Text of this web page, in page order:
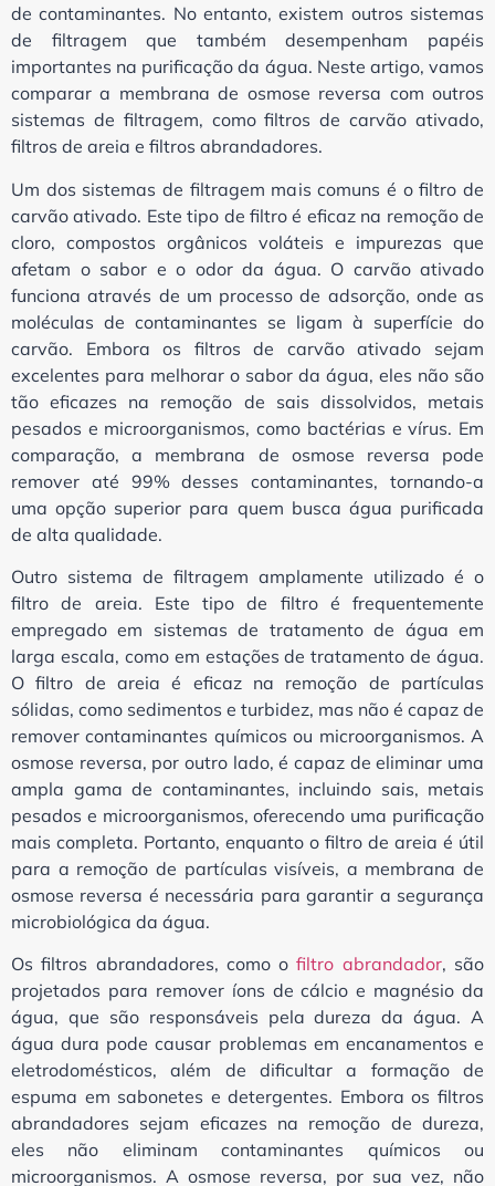
de contaminantes. No entanto, existem outros sistemas
de filtragem que também desempenham papéis
importantes na purificação da água. Neste artigo, vamos
comparar a membrana de osmose reversa com outros
sistemas de filtragem, como filtros de carvão ativado,
filtros de areia e filtros abrandadores.
Um dos sistemas de filtragem mais comuns é o filtro de
carvão ativado. Este tipo de filtro é eficaz na remoção de
cloro, compostos orgânicos voláteis e impurezas que
afetam o sabor e o odor da água. O carvão ativado
funciona através de um processo de adsorção, onde as
moléculas de contaminantes se ligam à superfície do
carvão. Embora os filtros de carvão ativado sejam
excelentes para melhorar o sabor da água, eles não são
tão eficazes na remoção de sais dissolvidos, metais
pesados e microorganismos, como bactérias e vírus. Em
comparação, a membrana de osmose reversa pode
remover até 99% desses contaminantes, tornando-a
uma opção superior para quem busca água purificada
de alta qualidade.
Outro sistema de filtragem amplamente utilizado é o
filtro de areia. Este tipo de filtro é frequentemente
empregado em sistemas de tratamento de água em
larga escala, como em estações de tratamento de água.
O filtro de areia é eficaz na remoção de partículas
sólidas, como sedimentos e turbidez, mas não é capaz de
remover contaminantes químicos ou microorganismos. A
osmose reversa, por outro lado, é capaz de eliminar uma
ampla gama de contaminantes, incluindo sais, metais
pesados e microorganismos, oferecendo uma purificação
mais completa. Portanto, enquanto o filtro de areia é útil
para a remoção de partículas visíveis, a membrana de
osmose reversa é necessária para garantir a segurança
microbiológica da água.
Os filtros abrandadores, como ofiltro abrandador, são
projetados para remover íons de cálcio e magnésio da
água, que são responsáveis pela dureza da água. A
água dura pode causar problemas em encanamentos e
eletrodomésticos, além de dificultar a formação de
espuma em sabonetes e detergentes. Embora os filtros
abrandadores sejam eficazes na remoção de dureza,
eles não eliminam contaminantes químicos ou
microorganismos. A osmose reversa, por sua vez, não